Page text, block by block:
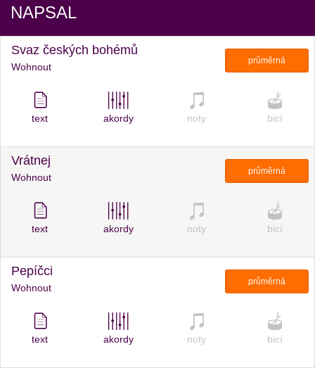
NAPSAL
Svaz českých bohémů
Wohnout
průměrná
text akordy noty bicí
Vrátnej
Wohnout
průměrná
text akordy noty bicí
Pepíčci
Wohnout
průměrná
text akordy noty bicí